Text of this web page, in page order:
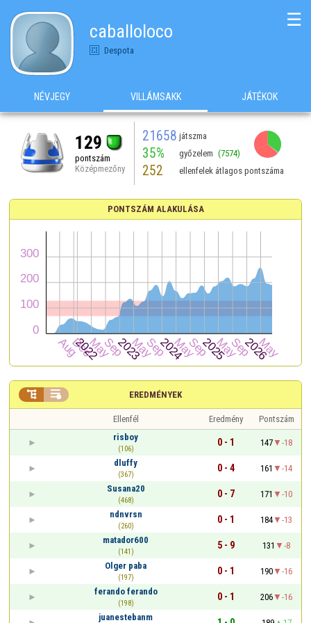
caballoloco
Despota
☰
NÉVJEGY VILLÁMSAKK JÁTÉKOK
129
pontszám
Középmezőny
21658 játszma
35% győzelem (7574)
252 ellenfelek átlagos pontszáma
PONTSZÁM ALAKULÁSA
EREDMÉNYEK
 
Ellenfél Eredmény
Pontszám
risboy
(106)
0 - 1 147
-18
dluffy
(367)
0 - 4 161
-14
Susana20
(468)
0 - 7 171
-10
ndnvrsn
(260)
0 - 1 184
-13
matador600
(141)
5 - 9 131
-8
Olger paba
(197)
0 - 1 190
-16
ferando ferando
(198)
0 - 1 206
-16
juanestebanm